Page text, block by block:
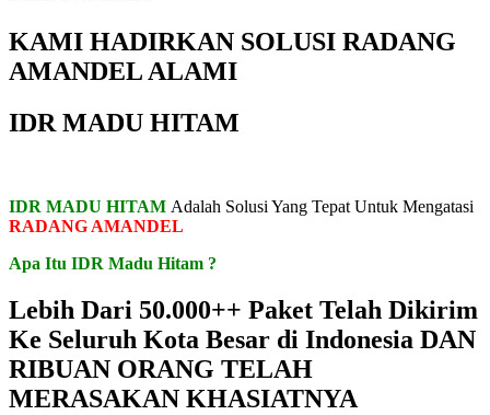
KAMI HADIRKAN SOLUSI RADANG
AMANDEL ALAMI
IDR MADU HITAM
IDR MADU HITAM Adalah Solusi Yang Tepat Untuk Mengatasi
RADANG AMANDEL
Apa Itu IDR Madu Hitam ?
Lebih Dari 50.000++ Paket Telah Dikirim
Ke Seluruh Kota Besar di Indonesia DAN
RIBUAN ORANG TELAH
MERASAKAN KHASIATNYA